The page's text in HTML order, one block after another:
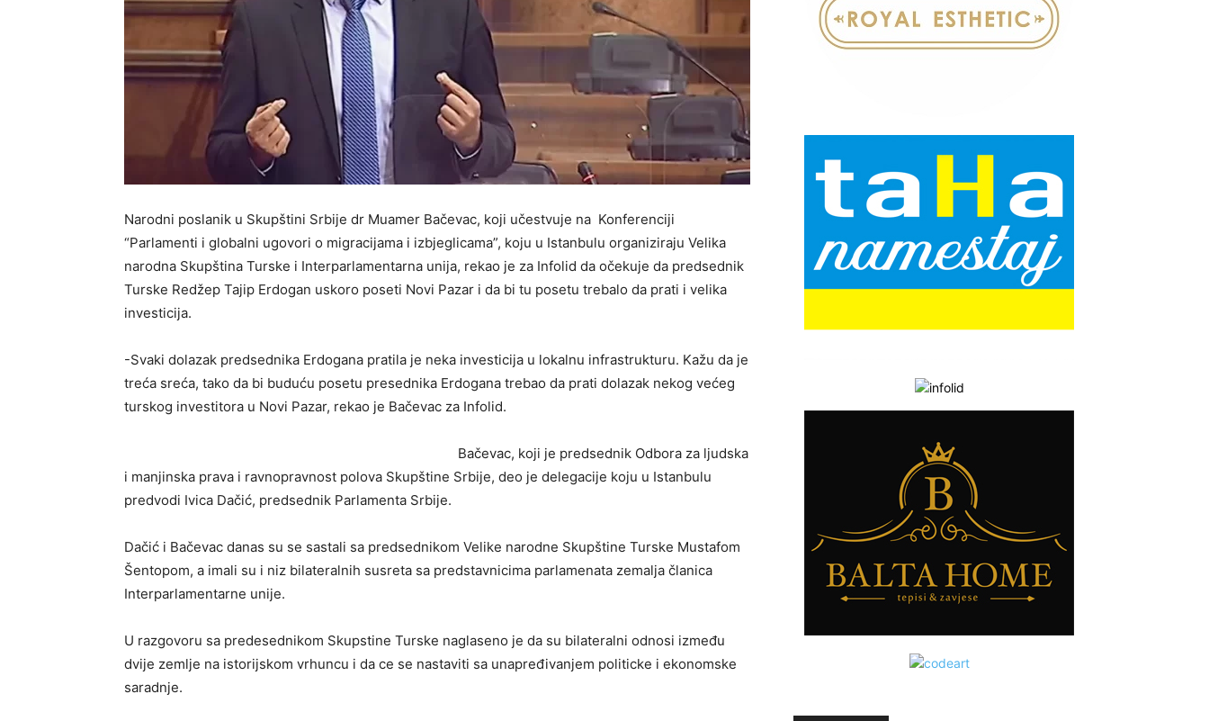
Narodni poslanik u Skupštini Srbije dr Muamer Bačevac, koji učestvuje na Konferenciji
“Parlamenti i globalni ugovori o migracijama i izbjeglicama”, koju u Istanbulu organiziraju Velika
narodna Skupština Turske i Interparlamentarna unija, rekao je za Infolid da očekuje da predsednik
Turske Redžep Tajip Erdogan uskoro poseti Novi Pazar i da bi tu posetu trebalo da prati i velika
investicija.
-Svaki dolazak predsednika Erdogana pratila je neka investicija u lokalnu infrastrukturu. Kažu da je
treća sreća, tako da bi buduću posetu presednika Erdogana trebao da prati dolazak nekog većeg
turskog investitora u Novi Pazar, rekao je Bačevac za Infolid.
Bačevac, koji je predsednik Odbora za ljudska
i manjinska prava i ravnopravnost polova Skupštine Srbije, deo je delegacije koju u Istanbulu
predvodi Ivica Dačić, predsednik Parlamenta Srbije.
Dačić i Bačevac danas su se sastali sa predsednikom Velike narodne Skupštine Turske Mustafom
Šentopom, a imali su i niz bilateralnih susreta sa predstavnicima parlamenata zemalja članica
Interparlamentarne unije.
U razgovoru sa predesednikom Skupstine Turske naglaseno je da su bilateralni odnosi između
dvije zemlje na istorijskom vrhuncu i da ce se nastaviti sa unapređivanjem politicke i ekonomske
saradnje.